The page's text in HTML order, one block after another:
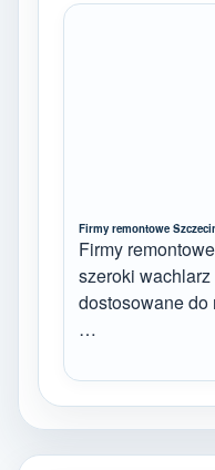
Firmy remontowe
Firmy
szeroki wachlarz
dostosowane do
…